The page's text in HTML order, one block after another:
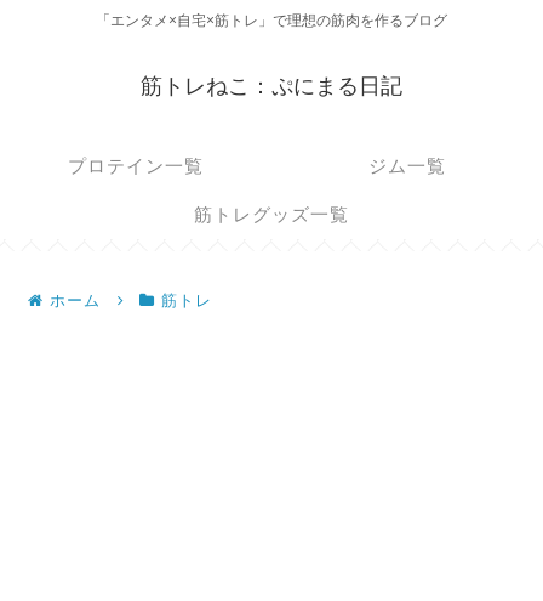
「エンタメ×自宅×筋トレ」で理想の筋肉を作るブログ
筋トレねこ：ぷにまる日記
プロテイン一覧 ジム一覧
筋トレグッズ一覧
ホーム 筋トレ